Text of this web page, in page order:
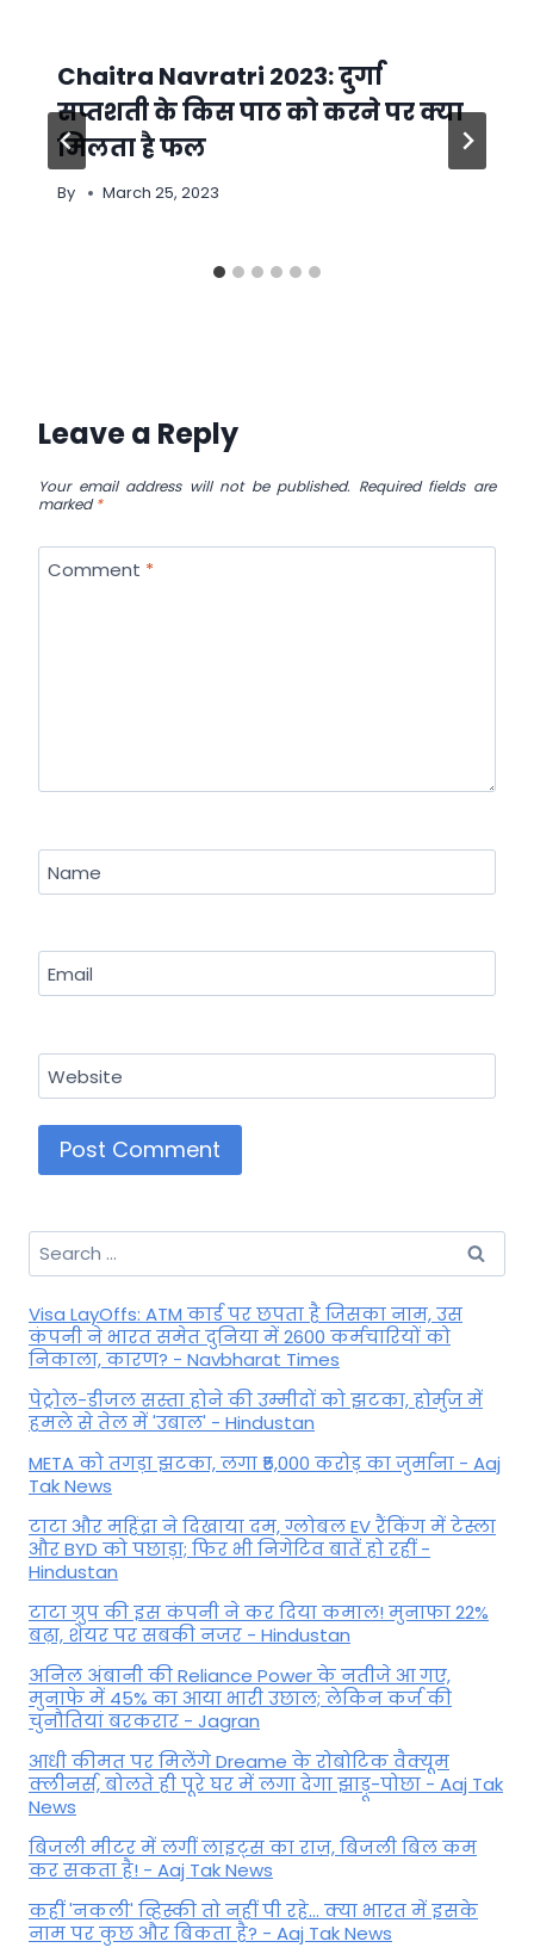
Chaitra Navratri 2023: दुर्गा
सप्तशती के किस पाठ को करने पर क्या
मिलता है फल
By March 25, 2023
Leave a Reply
Your email address will not be published. Required fields are
marked*
Comment *
Name
Email
Website
Search
for:
Visa LayOffs: ATM कार्ड पर छपता है जिसका नाम, उस
कंपनी ने भारत समेत दुनिया में 2600 कर्मचारियों को
निकाला, कारण? - Navbharat Times
पेट्रोल-डीजल सस्ता होने की उम्मीदों को झटका, होर्मुज में
हमले से तेल में 'उबाल' - Hindustan
META को तगड़ा झटका, लगा ₹5,000 करोड़ का जुर्माना - Aaj
Tak News
टाटा और महिंद्रा ने दिखाया दम, ग्लोबल EV रैंकिंग में टेस्ला
और BYD को पछाड़ा; फिर भी निगेटिव बातें हो रहीं -
Hindustan
टाटा ग्रुप की इस कंपनी ने कर दिया कमाल! मुनाफा 22%
बढ़ा, शेयर पर सबकी नजर - Hindustan
अनिल अंबानी की Reliance Power के नतीजे आ गए,
मुनाफे में 45% का आया भारी उछाल; लेकिन कर्ज की
चुनौतियां बरकरार - Jagran
आधी कीमत पर मिलेंगे Dreame के रोबोटिक वैक्यूम
क्लीनर्स, बोलते ही पूरे घर में लगा देगा झाड़ू-पोछा - Aaj Tak
News
बिजली मीटर में लगीं लाइट्स का राज़, बिजली बिल कम
कर सकता है! - Aaj Tak News
कहीं 'नकली' व्हिस्की तो नहीं पी रहे... क्या भारत में इसके
नाम पर कुछ और बिकता है? - Aaj Tak News